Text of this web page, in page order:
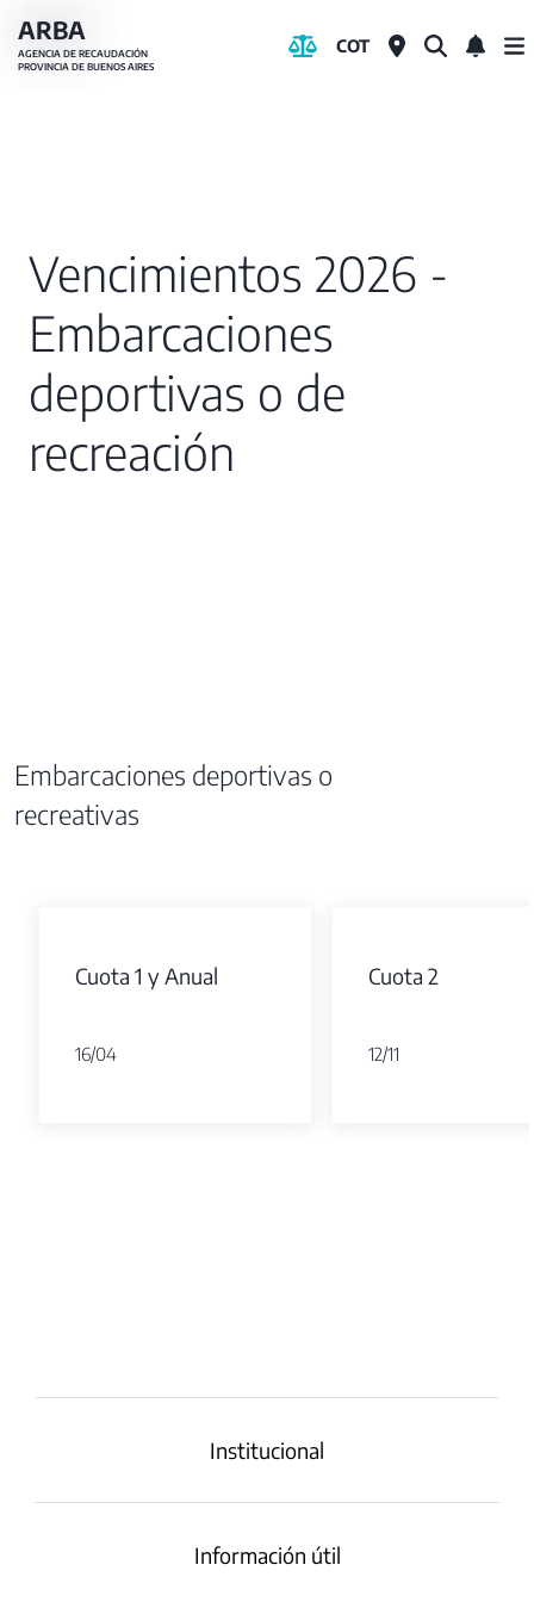
Pasar
al
ARBA
AGENCIA DE RECAUDACIÓN
PROVINCIA DE BUENOS AIRES
COT
Vencimientos 2026 -
Embarcaciones
deportivas o de
recreación
Embarcaciones deportivas o
recreativas
Cuota 1 y Anual
16/04
Cuota 2
12/11
Institucional
Información útil